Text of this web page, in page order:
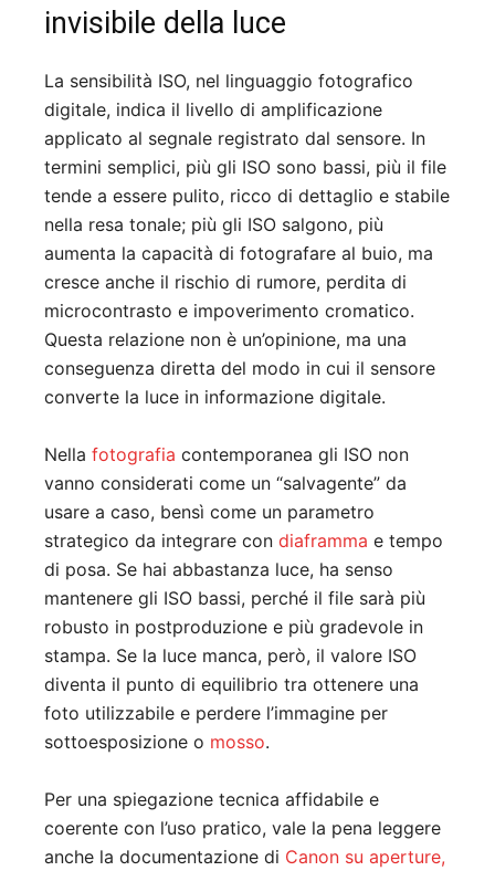
invisibile della luce
La sensibilità ISO, nel linguaggio fotografico
digitale, indica il livello di amplificazione
applicato al segnale registrato dal sensore. In
termini semplici, più gli ISO sono bassi, più il file
tende a essere pulito, ricco di dettaglio e stabile
nella resa tonale; più gli ISO salgono, più
aumenta la capacità di fotografare al buio, ma
cresce anche il rischio di rumore, perdita di
microcontrasto e impoverimento cromatico.
Questa relazione non è un’opinione, ma una
conseguenza diretta del modo in cui il sensore
converte la luce in informazione digitale.
Nella fotografia contemporanea gli ISO non
vanno considerati come un “salvagente” da
usare a caso, bensì come un parametro
strategico da integrare con diaframma e tempo
di posa. Se hai abbastanza luce, ha senso
mantenere gli ISO bassi, perché il file sarà più
robusto in postproduzione e più gradevole in
stampa. Se la luce manca, però, il valore ISO
diventa il punto di equilibrio tra ottenere una
foto utilizzabile e perdere l’immagine per
sottoesposizione o mosso.
Per una spiegazione tecnica affidabile e
coerente con l’uso pratico, vale la pena leggere
anche la documentazione di Canon su aperture,